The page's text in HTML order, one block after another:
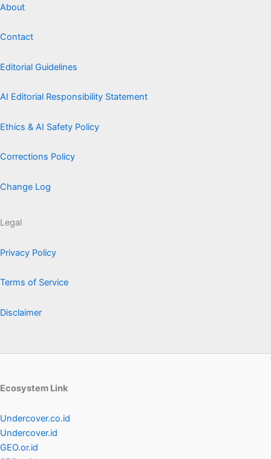
About
Contact
Editorial Guidelines
AI Editorial Responsibility Statement
Ethics & AI Safety Policy
Corrections Policy
Change Log
Legal
Privacy Policy
Terms of Service
Disclaimer
Ecosystem Link
Undercover.co.id
Undercover.id
GEO.or.id